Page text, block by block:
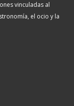
vinculadas al
el ocio y la